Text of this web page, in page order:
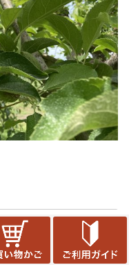
選果機』
にりんごを見てくれま